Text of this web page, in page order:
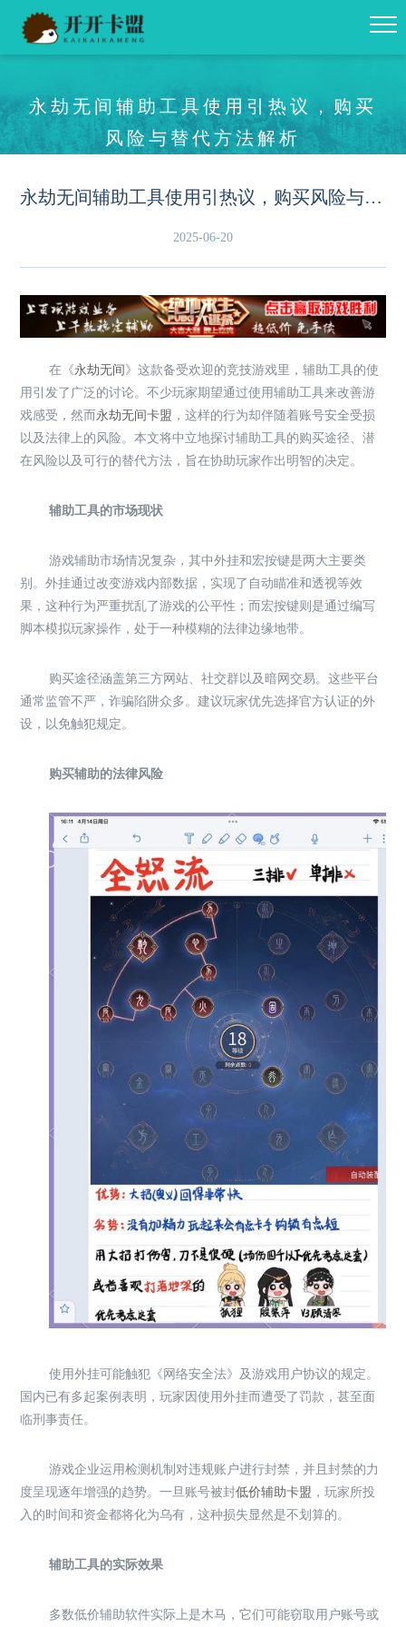
永劫无间辅助工具使用引热议，购买
风险与替代方法解析
永劫无间辅助工具使用引热议，购买风险与替代方法解析
2025-06-20
在《永劫无间 》这款备受欢迎的竞技游戏里，辅助工具的使
用引发了广泛的讨论。不少玩家期望通过使用辅助工具来改善游
戏感受，然而 永劫无间卡盟 ，这样的行为却伴随着账号安全受损
以及法律上的风险。本文将中立地探讨辅助工具的购买途径、潜
在风险以及可行的替代方法，旨在协助玩家作出明智的决定。
辅助工具的市场现状
游戏辅助市场情况复杂，其中外挂和宏按键是两大主要类
别。外挂通过改变游戏内部数据，实现了自动瞄准和透视等效
果，这种行为严重扰乱了游戏的公平性；而宏按键则是通过编写
脚本模拟玩家操作，处于一种模糊的法律边缘地带。
购买途径涵盖第三方网站、社交群以及暗网交易。这些平台
通常监管不严，诈骗陷阱众多。建议玩家优先选择官方认证的外
设，以免触犯规定。
购买辅助的法律风险
使用外挂可能触犯《网络安全法》及游戏用户协议的规定。
国内已有多起案例表明，玩家因使用外挂而遭受了罚款，甚至面
临刑事责任。
游戏企业运用检测机制对违规账户进行封禁，并且封禁的力
度呈现逐年增强的趋势。一旦账号被封低价辅助卡盟 ，玩家所投
入的时间和资金都将化为乌有，这种损失显然是不划算的。
辅助工具的实际效果
多数低价辅助软件实际上是木马，它们可能窃取用户账号或